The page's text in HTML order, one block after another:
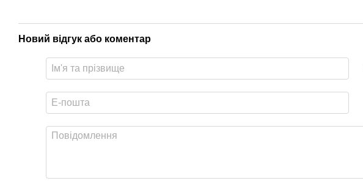
Новий відгук або коментар